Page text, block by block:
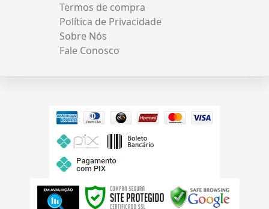
Termos de compra
Política de Privacidade
Sobre Nós
Fale Conosco